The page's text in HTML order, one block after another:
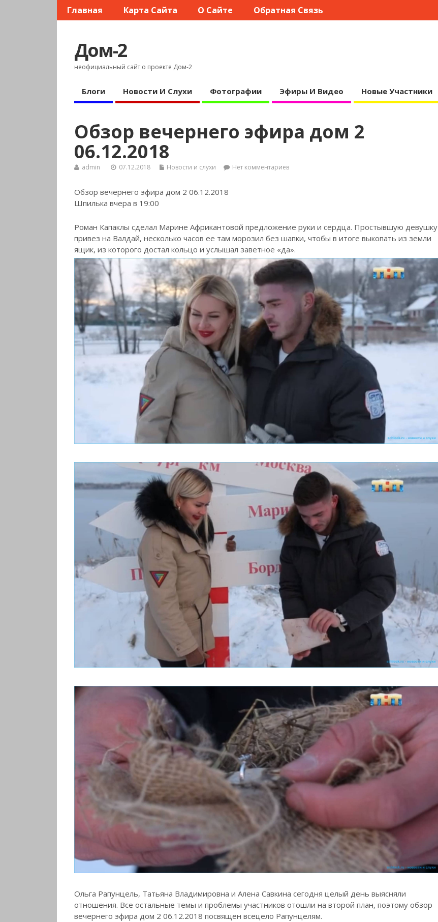
Главная Карта Сайта О Сайте Обратная Связь
Дом-2
неофициальный сайт о проекте Дом-2
Блоги Новости И Слухи Фотографии Эфиры И Видео Новые Участники
Обзор вечернего эфира дом 2
06.12.2018
admin 07.12.2018 Новости и слухи Нет комментариев
Обзор вечернего эфира дом 2 06.12.2018
Шпилька вчера в 19:00
Роман Капаклы сделал Марине Африкантовой предложение руки и сердца. Простывшую девушку
привез на Валдай, несколько часов ее там морозил без шапки, чтобы в итоге выкопать из земли
ящик, из которого достал кольцо и услышал заветное «да».
Ольга Рапунцель, Татьяна Владимировна и Алена Савкина сегодня целый день выясняли
отношения. Все остальные темы и проблемы участников отошли на второй план, поэтому обзор
вечернего эфира дом 2 06.12.2018 посвящен всецело Рапунцелям.